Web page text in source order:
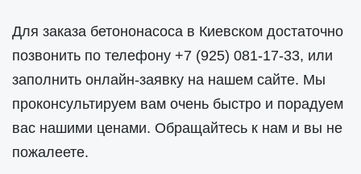
Для заказа бетононасоса в Киевском достаточно
позвонить по телефону +7 (925) 081-17-33, или
заполнить онлайн-заявку на нашем сайте. Мы
проконсультируем вам очень быстро и порадуем
вас нашими ценами. Обращайтесь к нам и вы не
пожалеете.